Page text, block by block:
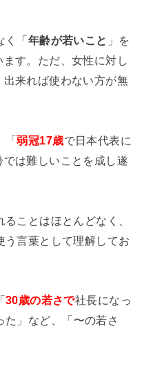
く「年齢が若いこと 」を
す。ただ、女性に対し
来れば使わない方が無
「弱冠17歳で日本代表に
は難しいことを成し遂
ことはほとんどなく、
う言葉として理解してお
30歳の若さで社長になっ
た」など、「〜の若さ